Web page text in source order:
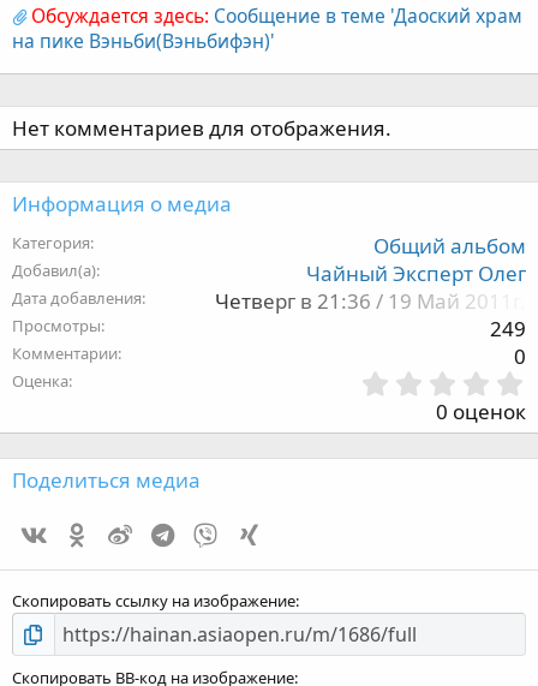
Обсуждается здесь: Сообщение в теме 'Даоский храм
на пике Вэньби(Вэньбифэн)'
Нет комментариев для отображения.
Информация о медиа
Категория Общий альбом
Добавил(а) Чайный Эксперт Олег
Дата добавления Четверг в 21:36 / 19 Май 2011г.
Просмотры 249
Комментарии 0
Оценка
,
0
0
д
0 оценок
Поделиться медиа
Vk
Ok WeiboTelegram
Viber
Скопировать ссылку на изображение
Скопировать BB-код на изображение